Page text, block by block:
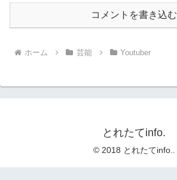
コメントを書き込む
ホーム 芸能 Youtuber
とれたてinfo.
© 2018 とれたてinfo..